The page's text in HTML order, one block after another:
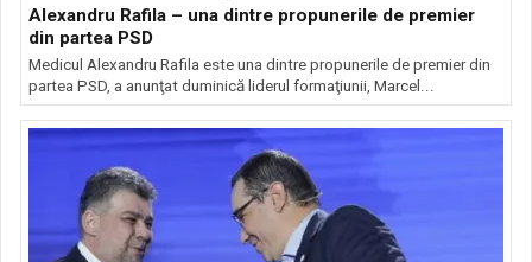
Alexandru Rafila – una dintre propunerile de premier
din partea PSD
Medicul Alexandru Rafila este una dintre propunerile de premier din
partea PSD, a anunţat duminică liderul formaţiunii, Marcel...